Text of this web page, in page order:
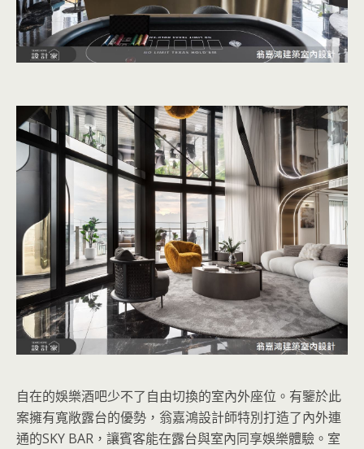
自在的娛樂酒吧少不了自由切換的室內外座位。有鑒於此
案擁有寬敞露台的優勢，翁嘉鴻設計師特別打造了內外連
通的SKY BAR，讓賓客能在露台與室內同享娛樂體驗。室